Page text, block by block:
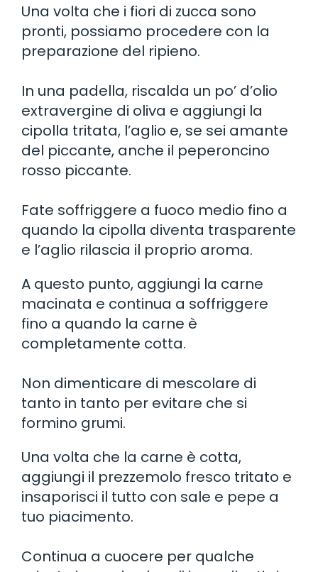
Una volta che i fiori di zucca sono
pronti, possiamo procedere con la
preparazione del ripieno.
In una padella, riscalda un po’ d’olio
extravergine di oliva e aggiungi la
cipolla tritata, l’aglio e, se sei amante
del piccante, anche il peperoncino
rosso piccante.
Fate soffriggere a fuoco medio fino a
quando la cipolla diventa trasparente
e l’aglio rilascia il proprio aroma.
A questo punto, aggiungi la carne
macinata e continua a soffriggere
fino a quando la carne è
completamente cotta.
Non dimenticare di mescolare di
tanto in tanto per evitare che si
formino grumi.
Una volta che la carne è cotta,
aggiungi il prezzemolo fresco tritato e
insaporisci il tutto con sale e pepe a
tuo piacimento.
Continua a cuocere per qualche